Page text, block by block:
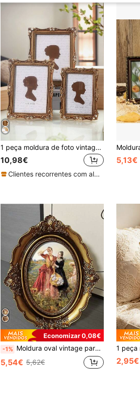
1 peça moldura de foto vintage em resina com círculo de videira, borda decorativa floral retro elegante europeia, estilo europeu para mesa, moldura de foto esculpida, moldura de imagem em resina, moldura de arte decorativa, moldura de foto para decoração de casa pintada à mão, adequada para exibição de fotos e adereços de fotografia
10,98€
Clientes recorrentes com alta taxa de retorno
5,13€
Economizar 0,08€
-1% Moldura oval vintage para fotos (1 unidade) - Vidro bronze e dourado, artesanato europeu, design inclinado, com suporte de exibição, para parede ou mesa - Ideal para composição de fotos na sala de estar, decoração de luxo, exibição de itens de colecionador - Moldura em estilo retrô - Decoração moderna - Arte de família - Acessório de prateleira selecionado - Peça central elegante para o ambiente
5,54€ 5,62€ 2,95€